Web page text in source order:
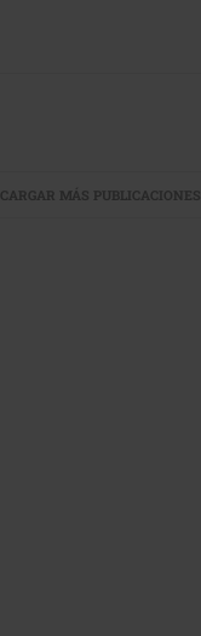
CARGAR MÁS PUBLICACIONES